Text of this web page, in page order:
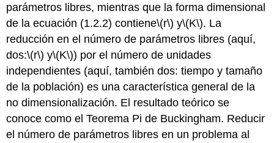
parámetros libres, mientras que la forma dimensional
de la ecuación (1.2.2) contiene\(r\) y\(K\). La
reducción en el número de parámetros libres (aquí,
dos:\(r\) y\(K\)) por el número de unidades
independientes (aquí, también dos: tiempo y tamaño
de la población) es una característica general de la
no dimensionalización. El resultado teórico se
conoce como el Teorema Pi de Buckingham. Reducir
el número de parámetros libres en un problema al